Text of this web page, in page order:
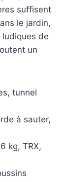
suffisent
le jardin,
ludiques de
un
tunnel
à sauter,
kg, TRX,